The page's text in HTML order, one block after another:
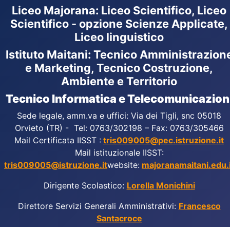
Liceo Majorana: Liceo Scientifico, Liceo
Scientifico - opzione Scienze Applicate,
Liceo linguistico
Istituto Maitani: Tecnico
e Marketing, Tecnico Costruzione,
Ambiente e Territorio
Tecnico Informatica e
Sede legale, amm.va e uffici: Via dei Tigli, snc 05018
Orvieto (TR) - Tel: 0763/302198 – Fax: 0763/305466
Mail Certificata IISST : tris009005@pec.istruzione.it
Mail istituzionale IISST:
tris009005@istruzione.itwebsite:
Dirigente Scolastico: Lorella Monichini
Direttore Servizi Generali Amministrativi: Francesco
Santacroce